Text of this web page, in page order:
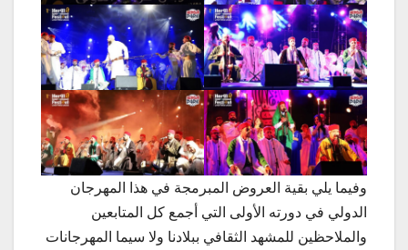
وفيما يلي بقية العروض المبرمجة في هذا المهرجان
الدولي في دورته الأولى التي أجمع كل المتابعين
والملاحظين للمشهد الثقافي ببلادنا ولا سيما المهرجانات